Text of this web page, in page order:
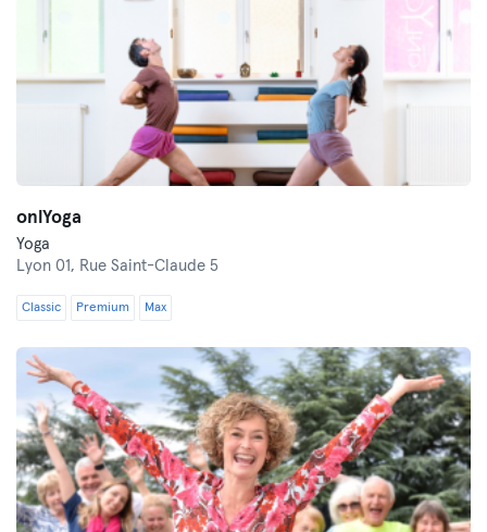
onlYoga
Yoga
Lyon 01, Rue Saint-Claude 5
Classic Premium Max